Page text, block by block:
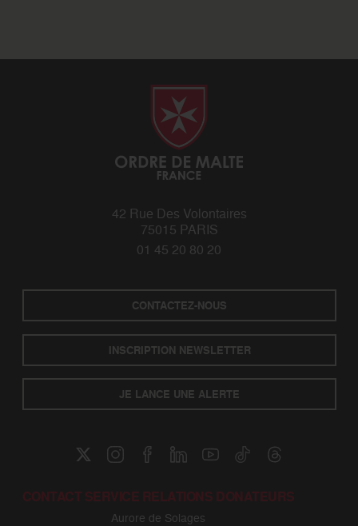
42 Rue Des Volontaires
75015 PARIS
01 45 20 80 20
CONTACTEZ-NOUS
INSCRIPTION NEWSLETTER
JE LANCE UNE ALERTE
CONTACT SERVICE RELATIONS DONATEURS
Aurore de Solages